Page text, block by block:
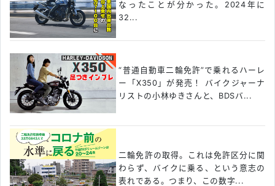
なったことが分かった。2024年に
32...
“普通自動車二輪免許”で乗れるハーレ
ー「X350」が発売！ バイクジャーナ
リストの小林ゆきさんと、BDSバ...
二輪免許の取得。これは免許区分に関
わらず、バイクに乗る、という意志の
表れである。つまり、この数字...